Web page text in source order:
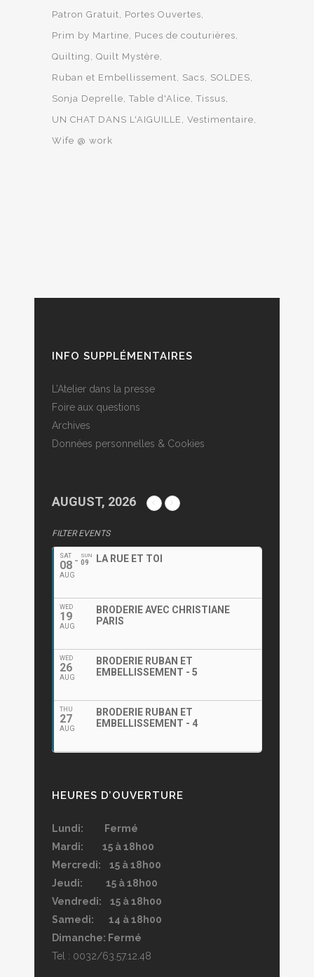
Patron Gratuit
Portes Ouvertes
Prim by Martine
Puces de couturières
Quilting
Quilt Mystère
Ruban et Embellissement
Sacs
SOLDES
Sonja Deprelle Table d'Alice Tissus
UN CHAT DANS L'AIGUILLE Vestimentaire
Wife @ work
INFO SUPPLÉMENTAIRES
L’Atelier dans la presse
Foire aux questions
Archives
Données personnelles & Cookies
AUGUST, 2026
FILTER EVENTS
SAT
08
AUG
SUN
09 LA RUE ET TOI
WED
19
AUG
BRODERIE AVEC CHRISTIANE
PARIS
WED
26
AUG
BRODERIE RUBAN ET
EMBELLISSEMENT - 5
THU
27
AUG
BRODERIE RUBAN ET
EMBELLISSEMENT - 4
HEURES D’OUVERTURE
Lundi: Fermé
Mardi: 15 à 18h00
Mercredi: 15 à 18h00
Jeudi: 15 à 18h00
Vendredi: 15 à 18h00
Samedi: 14 à 18h00
Dimanche: Fermé
Tel : 0032/63.57.12.48